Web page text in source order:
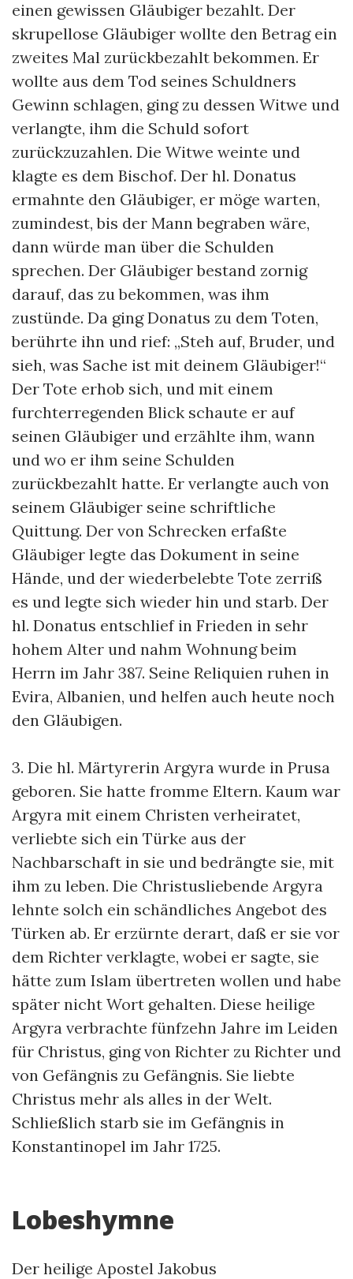
einen gewissen Gläubiger bezahlt. Der
skrupellose Gläubiger wollte den Betrag ein
zweites Mal zurückbezahlt bekommen. Er
wollte aus dem Tod seines Schuldners
Gewinn schlagen, ging zu dessen Witwe und
verlangte, ihm die Schuld sofort
zurückzuzahlen. Die Witwe weinte und
klagte es dem Bischof. Der hl. Donatus
ermahnte den Gläubiger, er möge warten,
zumindest, bis der Mann begraben wäre,
dann würde man über die Schulden
sprechen. Der Gläubiger bestand zornig
darauf, das zu bekommen, was ihm
zustünde. Da ging Donatus zu dem Toten,
berührte ihn und rief: „Steh auf, Bruder, und
sieh, was Sache ist mit deinem Gläubiger!“
Der Tote erhob sich, und mit einem
furchterregenden Blick schaute er auf
seinen Gläubiger und erzählte ihm, wann
und wo er ihm seine Schulden
zurückbezahlt hatte. Er verlangte auch von
seinem Gläubiger seine schriftliche
Quittung. Der von Schrecken erfaßte
Gläubiger legte das Dokument in seine
Hände, und der wiederbelebte Tote zerriß
es und legte sich wieder hin und starb. Der
hl. Donatus entschlief in Frieden in sehr
hohem Alter und nahm Wohnung beim
Herrn im Jahr 387. Seine Reliquien ruhen in
Evira, Albanien, und helfen auch heute noch
den Gläubigen.
3. Die hl. Märtyrerin Argyra wurde in Prusa
geboren. Sie hatte fromme Eltern. Kaum war
Argyra mit einem Christen verheiratet,
verliebte sich ein Türke aus der
Nachbarschaft in sie und bedrängte sie, mit
ihm zu leben. Die Christusliebende Argyra
lehnte solch ein schändliches Angebot des
Türken ab. Er erzürnte derart, daß er sie vor
dem Richter verklagte, wobei er sagte, sie
hätte zum Islam übertreten wollen und habe
später nicht Wort gehalten. Diese heilige
Argyra verbrachte fünfzehn Jahre im Leiden
für Christus, ging von Richter zu Richter und
von Gefängnis zu Gefängnis. Sie liebte
Christus mehr als alles in der Welt.
Schließlich starb sie im Gefängnis in
Konstantinopel im Jahr 1725.
Lobeshymne
Der heilige Apostel Jakobus